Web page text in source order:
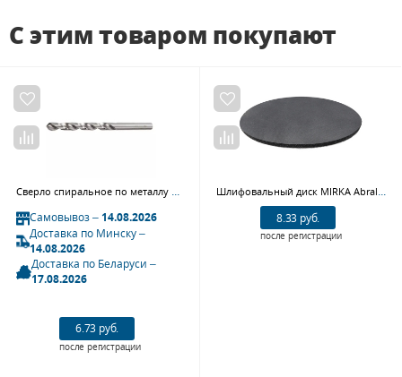
С этим товаром покупают
Сверло спиральное по металлу GARWIN INDUSTRIAL GM-SG1010 (10,1 мм, DIN 338, HSS-G, 5xD, 118°, HA, тип N)
Самовывоз –14.08.2026
Доставка по Минску –
14.08.2026
Доставка по Беларуси –
17.08.2026
6.73 руб.
после регистрации
Шлифовальный диск MIRKA Abralon J5, 150 mm, P360, 8P031330
8.33 руб.
после регистрации